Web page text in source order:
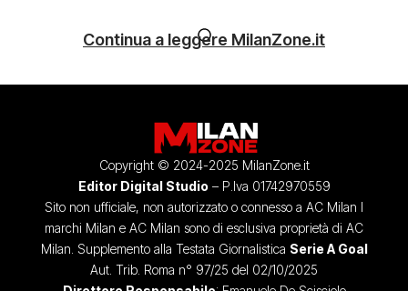
Continua a leggere MilanZone.it
Copyright © 2024-2025 MilanZone.it
Editor Digital Studio – P.Iva 01742970559
Sito non ufficiale, non autorizzato o connesso a AC Milan I
marchi Milan e AC Milan sono di esclusiva proprietà di AC
Milan. Supplemento alla Testata Giornalistica Serie A Goal
Aut. Trib. Roma n° 97/25 del 02/10/2025